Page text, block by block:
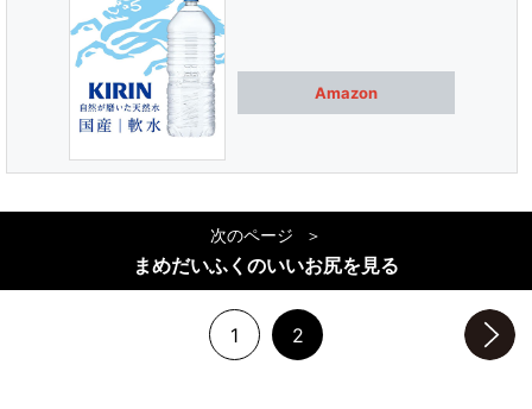
Amazon
次のページ
まめだいふくのいいお尻を見る
1 2